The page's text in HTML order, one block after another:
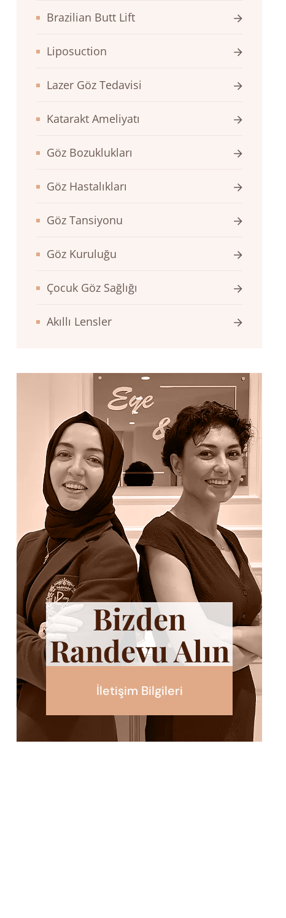
Brazilian Butt Lift
Liposuction
Lazer Göz Tedavisi
Katarakt Ameliyatı
Göz Bozuklukları
Göz Hastalıkları
Göz Tansiyonu
Göz Kuruluğu
Çocuk Göz Sağlığı
Akıllı Lensler
Bizden
Randevu Alın
İletişim Bilgileri